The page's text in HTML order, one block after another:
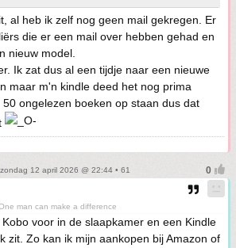
al heb ik zelf nog geen mail gekregen. Er
die er een mail over hebben gehad en
nieuw model.
Ik zat dus al een tijdje naar een nieuwe
maar m'n kindle deed het nog prima
ongelezen boeken op staan dus dat
zondag 12 april 2026 @ 22:44 • 61
man can make a difference
voor in de slaapkamer en een Kindle
zit. Zo kan ik mijn aankopen bij Amazon of